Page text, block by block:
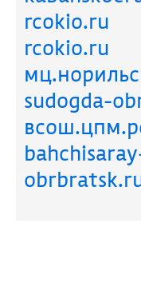
rcokio.ru
rcokio.ru
sudogda-